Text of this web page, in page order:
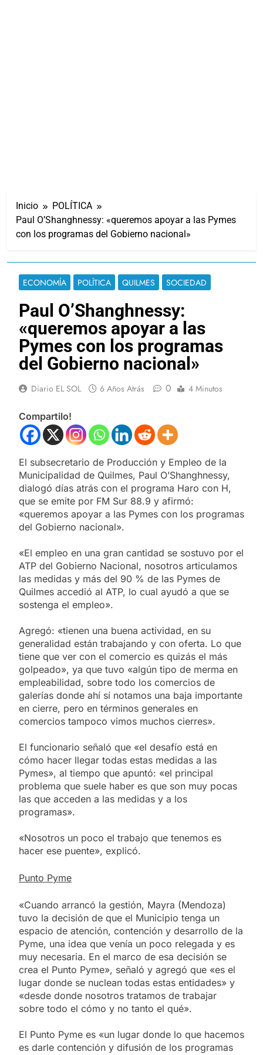
Inicio
POLÍTICA
Paul O’Shanghnessy: «queremos apoyar a las Pymes
con los programas del Gobierno nacional»
ECONOMÍA POLÍTICA QUILMES SOCIEDAD
Paul O’Shanghnessy:
«queremos apoyar a las
Pymes con los programas
del Gobierno nacional»
Diario EL SOL 6 Años Atrás 0 4 Minutos
Compartilo!
El subsecretario de Producción y Empleo de la
Municipalidad de Quilmes, Paul O’Shanghnessy,
dialogó días atrás con el programa Haro con H,
que se emite por FM Sur 88.9 y afirmó:
«queremos apoyar a las Pymes con los programas
del Gobierno nacional».
«El empleo en una gran cantidad se sostuvo por el
ATP del Gobierno Nacional, nosotros articulamos
las medidas y más del 90 % de las Pymes de
Quilmes accedió al ATP, lo cual ayudó a que se
sostenga el empleo».
Agregó: «tienen una buena actividad, en su
generalidad están trabajando y con oferta. Lo que
tiene que ver con el comercio es quizás el más
golpeado», ya que tuvo «algún tipo de merma en
empleabilidad, sobre todo los comercios de
galerías donde ahí sí notamos una baja importante
en cierre, pero en términos generales en
comercios tampoco vimos muchos cierres».
El funcionario señaló que «el desafío está en
cómo hacer llegar todas estas medidas a las
Pymes», al tiempo que apuntó: «el principal
problema que suele haber es que son muy pocas
las que acceden a las medidas y a los
programas».
«Nosotros un poco el trabajo que tenemos es
hacer ese puente», explicó.
Punto Pyme
«Cuando arrancó la gestión, Mayra (Mendoza)
tuvo la decisión de que el Municipio tenga un
espacio de atención, contención y desarrollo de la
Pyme, una idea que venía un poco relegada y es
muy necesaria. En el marco de esa decisión se
crea el Punto Pyme», señaló y agregó que «es el
lugar donde se nuclean todas estas entidades» y
«desde donde nosotros tratamos de trabajar
sobre todo el cómo y no tanto el qué».
El Punto Pyme es «un lugar donde lo que hacemos
es darle contención y difusión de los programas